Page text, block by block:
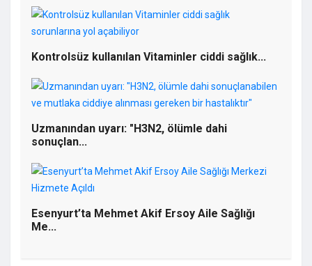
Ediyorlar"
Kritik Toplantı
Kontrolsüz kullanılan Vitaminler ciddi sağlık...
Uzmanından uyarı: "H3N2, ölümle dahi
sonuçlan...
Esenyurt’ta Mehmet Akif Ersoy Aile Sağlığı
Me...